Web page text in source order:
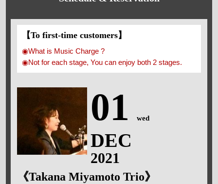
【To first-time customers】
◉What is Music Charge ?
◉Not for each stage, You can enjoy both 2 stages.
01 wed
DEC
2021
《Takana Miyamoto Trio》